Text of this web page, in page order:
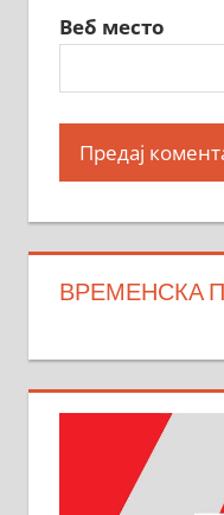
Веб место
ВРЕМЕНСКА